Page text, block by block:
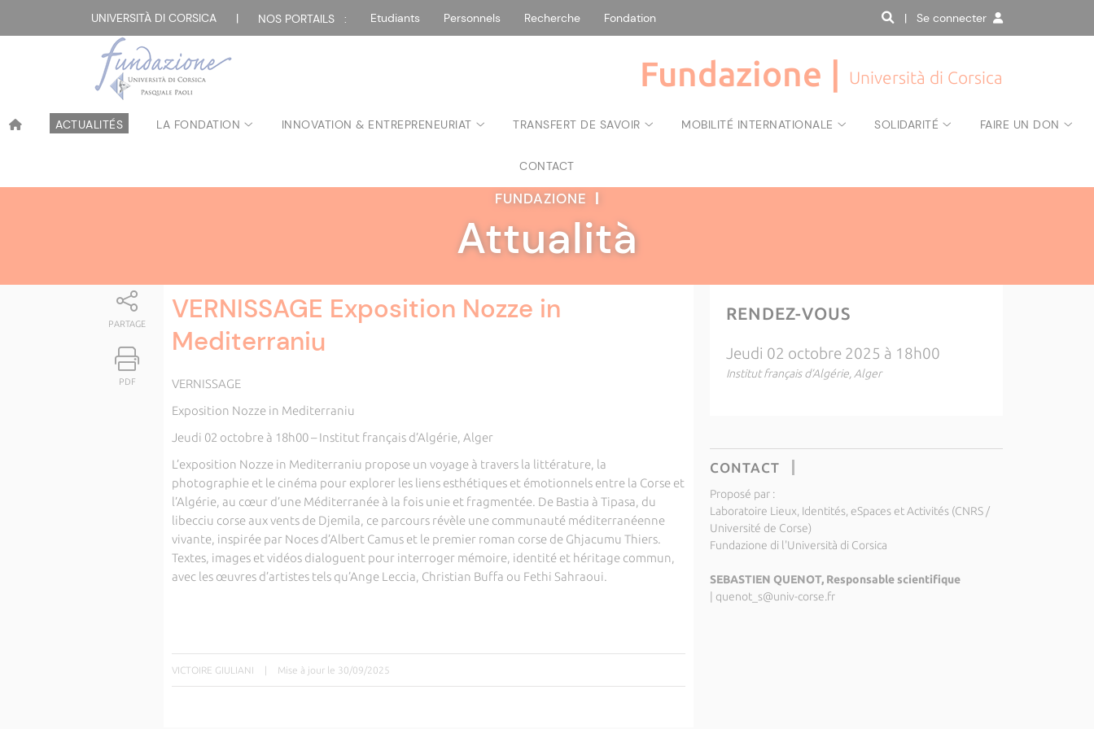
UNIVERSITÀ DI CORSICA | NOS PORTAILS : Etudiants Personnels Recherche Fondation | Se connecter
Fundazione | Università di Corsica
ACTUALITÉS LA FONDATION INNOVATION & ENTREPRENEURIAT TRANSFERT DE SAVOIR MOBILITÉ INTERNATIONALE SOLIDARITÉ FAIRE UN DON
CONTACT
FUNDAZIONE |
Attualità
PARTAGE
PDF
VERNISSAGE Exposition Nozze in
Mediterraniu
VERNISSAGE
Exposition Nozze in Mediterraniu
Jeudi 02 octobre à 18h00 – Institut français d’Algérie, Alger
L’exposition Nozze in Mediterraniu propose un voyage à travers la littérature, la
photographie et le cinéma pour explorer les liens esthétiques et émotionnels entre la Corse et
l’Algérie, au cœur d’une Méditerranée à la fois unie et fragmentée. De Bastia à Tipasa, du
libecciu corse aux vents de Djemila, ce parcours révèle une communauté méditerranéenne
vivante, inspirée par Noces d’Albert Camus et le premier roman corse de Ghjacumu Thiers.
Textes, images et vidéos dialoguent pour interroger mémoire, identité et héritage commun,
avec les œuvres d’artistes tels qu’Ange Leccia, Christian Buffa ou Fethi Sahraoui.
VICTOIRE GIULIANI | Mise à jour le 30/09/2025
RENDEZ-VOUS
Jeudi 02 octobre 2025 à 18h00
Institut français d’Algérie, Alger
CONTACT
Proposé par :
Laboratoire Lieux, Identités, eSpaces et Activités (CNRS /
Université de Corse)
Fundazione di l'Università di Corsica
SEBASTIEN QUENOT, Responsable scientifique
quenot_s@univ-corse.fr